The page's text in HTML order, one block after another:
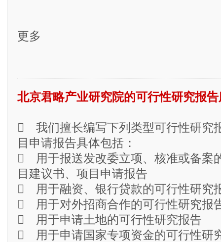
更多
北京君略产业研究院的可行性研究报
 我们擅长编写下列类型可行性研究
目申请报告具体包括：
 用于报送发改委立项、核准或备案
目建议书、项目申请报告
 用于融资、银行贷款的可行性研究
 用于对外招商合作的可行性研究报
 用于申请土地的可行性研究报告
 用于申请国家专项资金的可行性研